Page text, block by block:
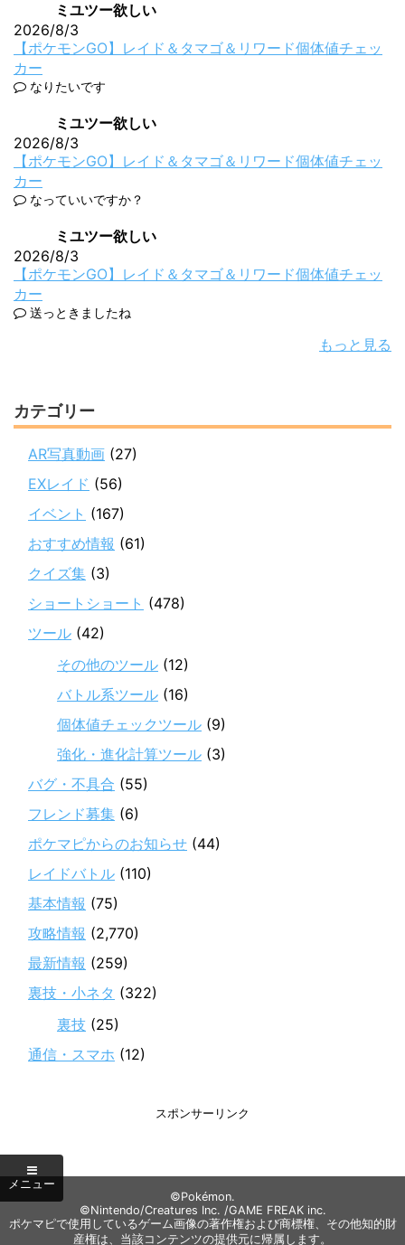
ミユツー欲しい
2026/8/3
【ポケモンGO】レイド＆タマゴ＆リワード個体値チェッ
カー
なりたいです
ミユツー欲しい
2026/8/3
【ポケモンGO】レイド＆タマゴ＆リワード個体値チェッ
カー
なっていいですか？
ミユツー欲しい
2026/8/3
【ポケモンGO】レイド＆タマゴ＆リワード個体値チェッ
カー
送っときましたね
もっと見る
カテゴリー
AR写真動画 (27)
EXレイド (56)
イベント (167)
おすすめ情報 (61)
クイズ集 (3)
ショートショート (478)
ツール (42)
その他のツール (12)
バトル系ツール (16)
個体値チェックツール (9)
強化・進化計算ツール (3)
バグ・不具合 (55)
フレンド募集 (6)
ポケマピからのお知らせ (44)
レイドバトル (110)
基本情報 (75)
攻略情報 (2,770)
最新情報 (259)
裏技・小ネタ (322)
裏技 (25)
通信・スマホ (12)
スポンサーリンク
©Pokémon.
©Nintendo/Creatures Inc. /GAME FREAK inc.
ポケマピで使用しているゲーム画像の著作権および商標権、その他知的財
産権は、当該コンテンツの提供元に帰属します。